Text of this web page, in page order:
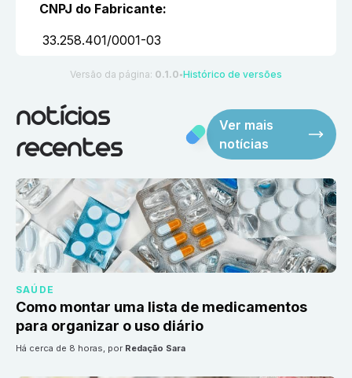
CNPJ do Fabricante:
33.258.401/0001-03
Versão da página: 0.1.0 ●Histórico de versões
notícias
recentes
Ver mais
notícias
SAÚDE
Como montar uma lista de medicamentos
para organizar o uso diário
há cerca de 8 horas, por Redação Sara